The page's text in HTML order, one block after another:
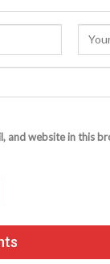
and website in this